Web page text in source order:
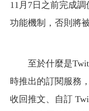
11月7日之前完成
功能機制，否則將被
至於什麼是
時推出的訂閱服務
收回推文、自訂